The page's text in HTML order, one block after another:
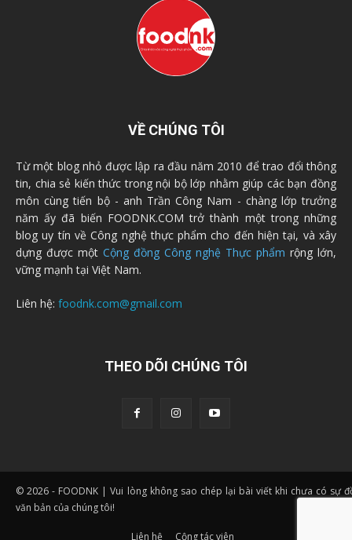
VỀ CHÚNG TÔI
Từ một blog nhỏ được lập ra đầu năm 2010 để trao đổi thông
tin, chia sẻ kiến thức trong nội bộ lớp nhằm giúp các bạn đồng
môn cùng tiến bộ - anh Trần Công Nam - chàng lớp trưởng
năm ấy đã biến FOODNK.COM trở thành một trong những
blog uy tín về Công nghệ thực phẩm cho đến hiện tại, và xây
dựng được một Cộng đồng Công nghệ Thực phẩm rộng lớn,
vững mạnh tại Việt Nam.
Liên hệ: foodnk.com@gmail.com
THEO DÕI CHÚNG TÔI
© 2026 - FOODNK | Vui lòng không sao chép lại bài viết khi chưa có sự
văn bản của chúng tôi!
Liên hệ Cộng tác viên